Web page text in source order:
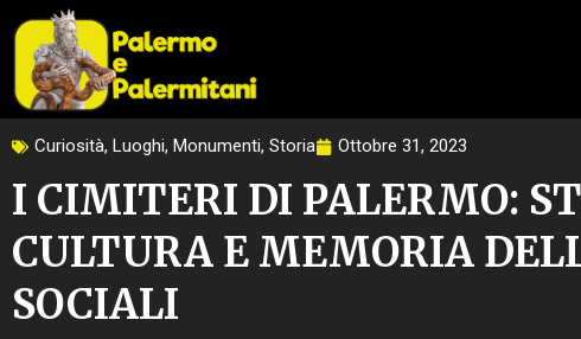
contenuto
Curiosità, Luoghi, Monumenti, Storia Ottobre 31, 2023
I CIMITERI DI PALERMO:
CULTURA E MEMORIA
SOCIALI